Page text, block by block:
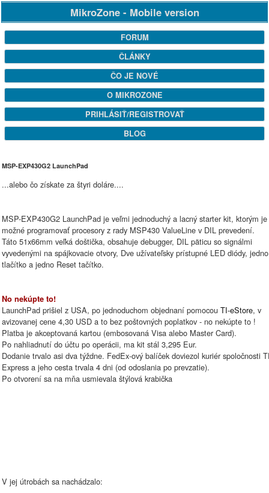
MikroZone - Mobile version
FORUM
ČLÁNKY
ČO JE NOVÉ
O MIKROZONE
PRIHLÁSIŤ/REGISTROVAŤ
BLOG
MSP-EXP430G2 LaunchPad
...alebo čo získate za štyri doláre....
MSP-EXP430G2 LaunchPad je veľmi jednoduchý a lacný starter kit, ktorým je
možné programovať procesory z rady MSP430 ValueLine v DIL prevedení.
Táto 51x66mm veľká doštička, obsahuje debugger, DIL päticu so signálmi
vyvedenými na spájkovacie otvory, Dve užívateľsky prístupné LED diódy, jedno
tlačítko a jedno Reset tačítko.
No nekúpte to!
LaunchPad prišiel z USA, po jednoduchom objednaní pomocou TI-eStore, v
avizovanej cene 4,30 USD a to bez poštovných poplatkov - no nekúpte to !
Platba je akceptovaná kartou (embosovaná Visa alebo Master Card).
Po nahliadnutí do účtu po operácii, ma kit stál 3,295 Eur.
Dodanie trvalo asi dva týždne. FedEx-ový balíček doviezol kuriér spoločnosti
Express a jeho cesta trvala 4 dni (od odoslania po prevzatie).
Po otvorení sa na mňa usmievala štýlová krabička
V jej útrobách sa nachádzalo: